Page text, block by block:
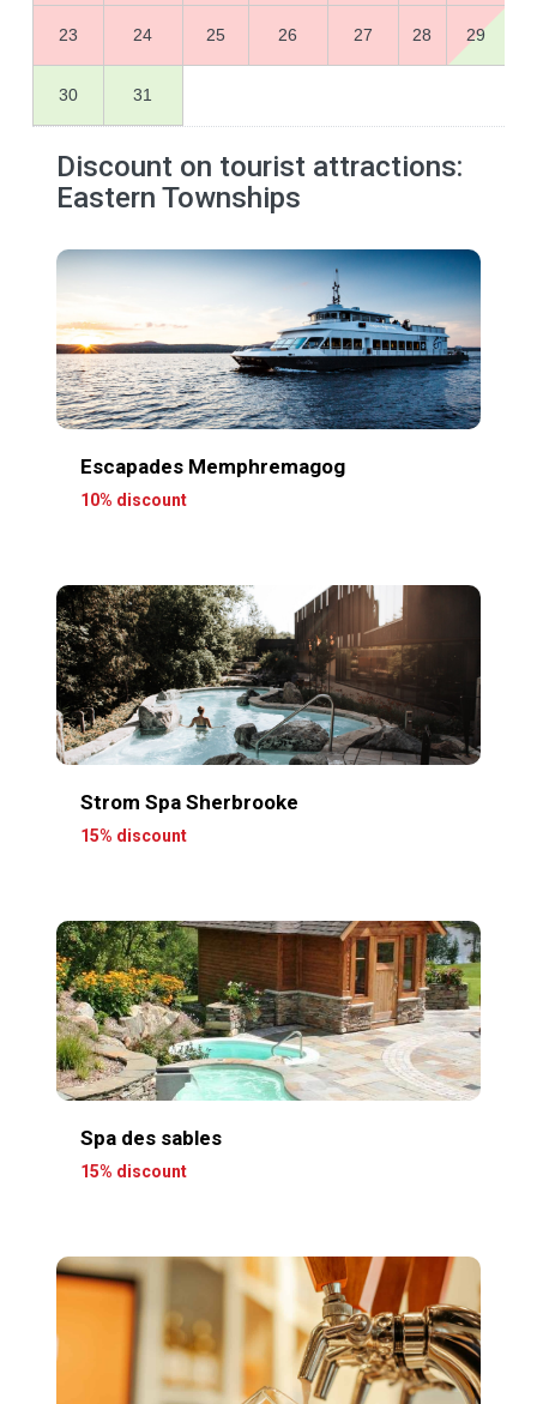
23 24 25 26 27 28 29
30 31
Discount on tourist attractions:
Eastern Townships
Escapades Memphremagog
10% discount
Strom Spa Sherbrooke
15% discount
Spa des sables
15% discount